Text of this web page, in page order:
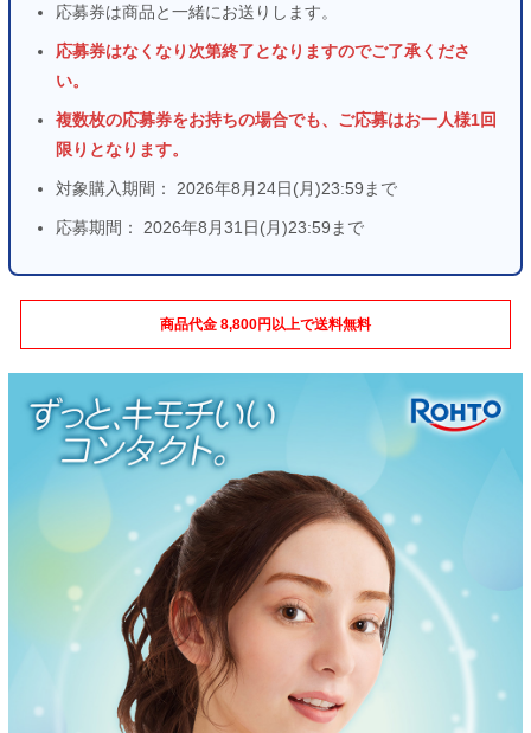
応募券は商品と一緒にお送りします。
応募券はなくなり次第終了となりますのでご了承くださ
い。
複数枚の応募券をお持ちの場合でも、ご応募はお一人様1回
限りとなります。
対象購入期間： 2026年8月24日(月)23:59まで
応募期間： 2026年8月31日(月)23:59まで
商品代金 8,800円以上で送料無料